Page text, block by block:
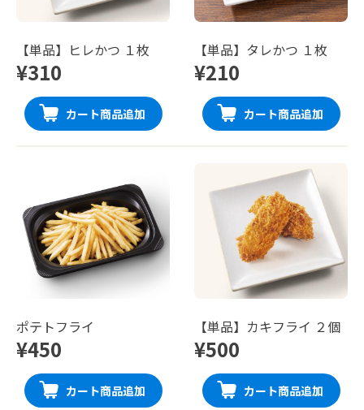
【単品】ヒレかつ １枚
¥310
カート商品追加
【単品】タレかつ １枚
¥210
カート商品追加
ポテトフライ
¥450
カート商品追加
【単品】カキフライ ２個
¥500
カート商品追加